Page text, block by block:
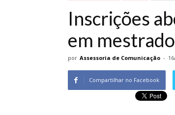
Inscrições
em
por Assessoria de Comunicação -
Compartilhar no Facebook